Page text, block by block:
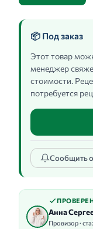
📦 Под заказ
Этот товар
менеджер
стоимости.
потребуется
Сообщить
Анна
Провизор ·